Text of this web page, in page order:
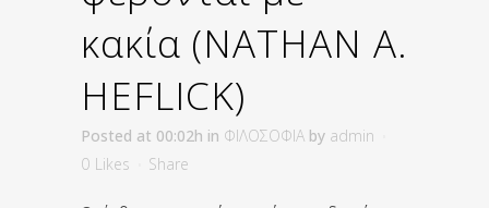
κακία (NATHAN A.
HEFLICK)
Posted at 00:02h in ΦΙΛΟΣΟΦΙΑ by admin
0 Likes Share